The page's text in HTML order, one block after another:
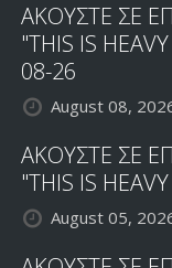
ΑΚΟΥΣΤΕ ΣΕ
"THIS IS
08-26
August 08,
ΑΚΟΥΣΤΕ ΣΕ
"THIS IS
August 05,